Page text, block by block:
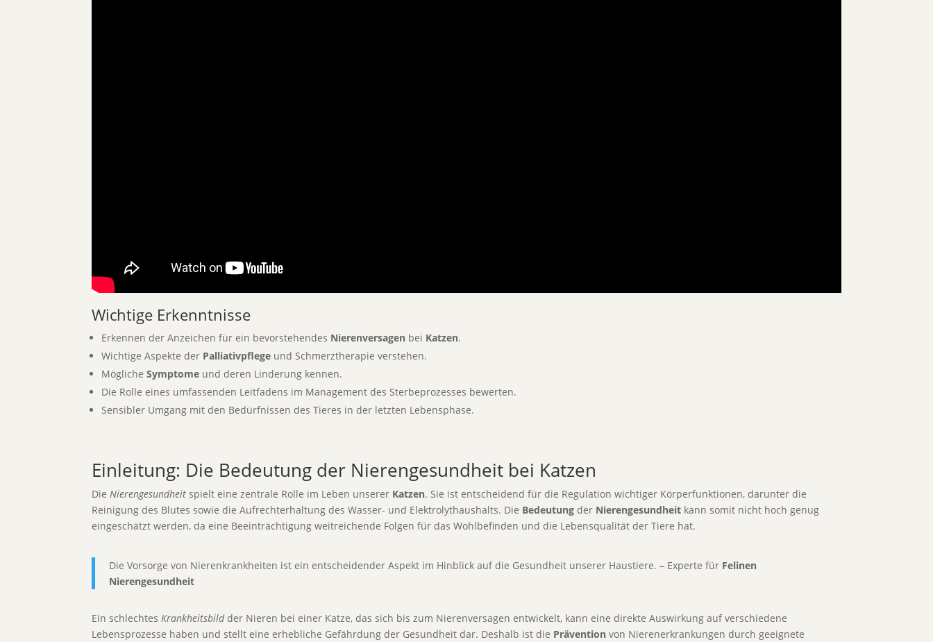
Wichtige Erkenntnisse
Erkennen der Anzeichen für ein bevorstehendes Nierenversagen bei Katzen.
Wichtige Aspekte der Palliativpflege und Schmerztherapie verstehen.
Mögliche Symptome und deren Linderung kennen.
Die Rolle eines umfassenden Leitfadens im Management des Sterbeprozesses bewerten.
Sensibler Umgang mit den Bedürfnissen des Tieres in der letzten Lebensphase.
Einleitung: Die Bedeutung der Nierengesundheit bei Katzen
Die Nierengesundheit spielt eine zentrale Rolle im Leben unserer Katzen. Sie ist entscheidend für die Regulation wichtiger Körperfunktionen, darunter die
Reinigung des Blutes sowie die Aufrechterhaltung des Wasser- und Elektrolythaushalts. Die Bedeutung der Nierengesundheit kann somit nicht hoch genug
eingeschätzt werden, da eine Beeinträchtigung weitreichende Folgen für das Wohlbefinden und die Lebensqualität der Tiere hat.
Die Vorsorge von Nierenkrankheiten ist ein entscheidender Aspekt im Hinblick auf die Gesundheit unserer Haustiere. – Experte für Felinen
Nierengesundheit
Ein schlechtes Krankheitsbildder Nieren bei einer Katze, das sich bis zum Nierenversagen entwickelt, kann eine direkte Auswirkung auf verschiedene
Lebensprozesse haben und stellt eine erhebliche Gefährdung der Gesundheit dar. Deshalb ist die Prävention von Nierenerkrankungen durch geeignete